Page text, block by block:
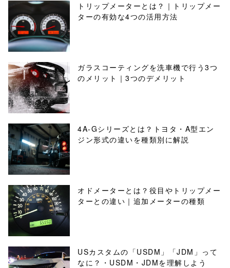
トリップメーターとは？｜トリップメー
ターの有効な4つの活用方法
ガラスコーティングを洗車機で行う3つ
のメリット｜3つのデメリット
4A-Gシリーズとは？トヨタ・A型エン
ジン形式の違いを種類別に解説
オドメーターとは？役目やトリップメー
ターとの違い｜追加メーターの種類
USカスタムの「USDM」「JDM」って
なに？・USDM・JDMを理解しよう